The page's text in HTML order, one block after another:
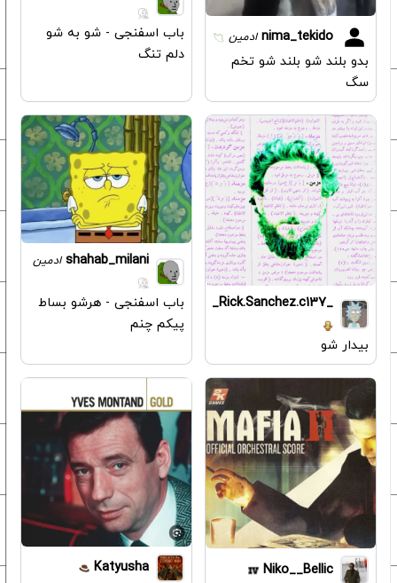
nima_tekido ادمین
بدو بلند شو بلند شو تخم
سگ
باب اسفنجی - شو به شو
دلم تنگ
_Rick.Sanchez.c137_
بیدار شو
shahab_milani ادمین
باب اسفنجی - هرشو بساط
پیکم چنم
Niko__Bellic
Katyusha